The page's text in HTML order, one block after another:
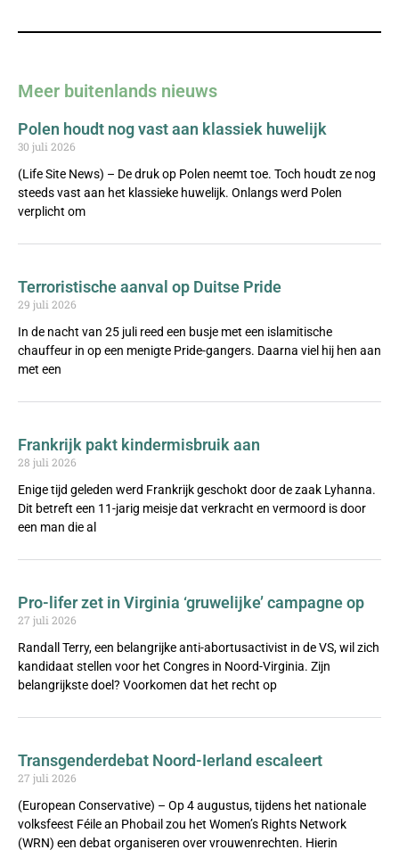
Meer buitenlands nieuws
Polen houdt nog vast aan klassiek huwelijk
30 juli 2026
(Life Site News) – De druk op Polen neemt toe. Toch houdt ze nog
steeds vast aan het klassieke huwelijk. Onlangs werd Polen
verplicht om
Terroristische aanval op Duitse Pride
29 juli 2026
In de nacht van 25 juli reed een busje met een islamitische
chauffeur in op een menigte Pride-gangers. Daarna viel hij hen aan
met een
Frankrijk pakt kindermisbruik aan
28 juli 2026
Enige tijd geleden werd Frankrijk geschokt door de zaak Lyhanna.
Dit betreft een 11-jarig meisje dat verkracht en vermoord is door
een man die al
Pro-lifer zet in Virginia ‘gruwelijke’ campagne op
27 juli 2026
Randall Terry, een belangrijke anti-abortusactivist in de VS, wil zich
kandidaat stellen voor het Congres in Noord-Virginia. Zijn
belangrijkste doel? Voorkomen dat het recht op
Transgenderdebat Noord-Ierland escaleert
27 juli 2026
(European Conservative) – Op 4 augustus, tijdens het nationale
volksfeest Féile an Phobail zou het Women’s Rights Network
(WRN) een debat organiseren over vrouwenrechten. Hierin